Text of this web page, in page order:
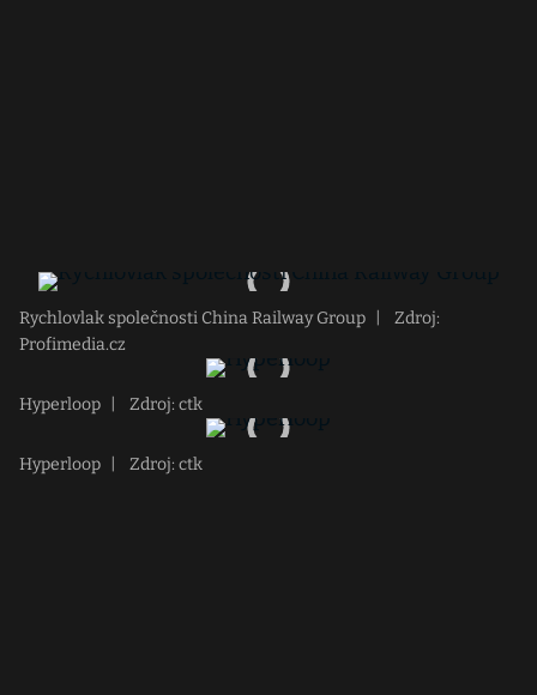
Rychlovlak společnosti China Railway Group
Zdroj:
Profimedia.cz
Hyperloop Zdroj: ctk
Hyperloop Zdroj: ctk